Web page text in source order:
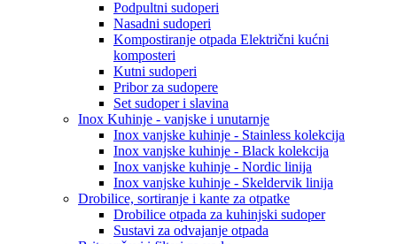
Podpultni sudoperi
Nasadni sudoperi
Kompostiranje otpada Električni kućni
komposteri
Kutni sudoperi
Pribor za sudopere
Set sudoper i slavina
Inox Kuhinje - vanjske i unutarnje
Inox vanjske kuhinje - Stainless kolekcija
Inox vanjske kuhinje - Black kolekcija
Inox vanjske kuhinje - Nordic linija
Inox vanjske kuhinje - Skeldervik linija
Drobilice, sortiranje i kante za otpatke
Drobilice otpada za kuhinjski sudoper
Sustavi za odvajanje otpada